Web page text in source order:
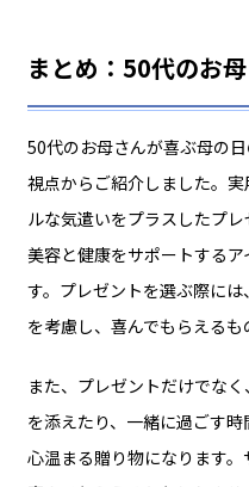
まとめ：50代のお
50代のお母さんが喜ぶ母の
視点からご紹介しました。
ルな気遣いをプラスしたプ
美容と健康をサポートする
す。プレゼントを選ぶ際に
を考慮し、喜んでもらえるも
また、プレゼントだけでな
を添えたり、一緒に過ごす時
心温まる贈り物になります